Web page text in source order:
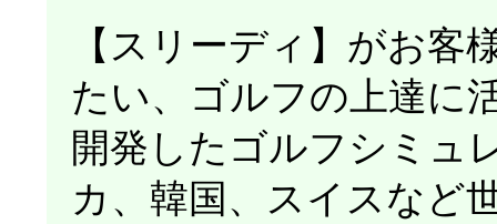
【スリーディ】がお客
たい、ゴルフの上達に
開発したゴルフシミュ
カ、韓国、スイスなど